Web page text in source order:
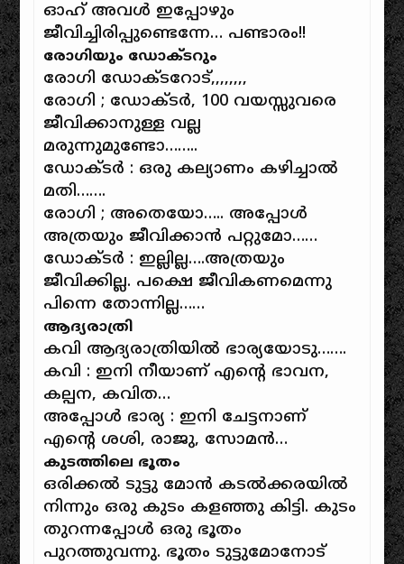
ഓഹ് അവള്‍ ഇപ്പോഴും
ജീവിച്ചിരിപ്പുണ്ടെന്നേ… പണ്ടാരം!!
രോഗിയും ഡോക്ടറും
രോഗി ഡോക്ടറോട്,,,,,,,,
രോഗി ; ഡോക്ടര്‍, 100 വയസ്സുവരെ
ജീവിക്കാനുള്ള വല്ല
മരുന്നുമുണ്ടോ……..
ഡോക്ടര്‍ : ഒരു കല്യാണം കഴിച്ചാല്‍
മതി…….
രോഗി ; അതെയോ….. അപ്പോള്‍
അത്രയും ജീവിക്കാന്‍ പറ്റുമോ……
ഡോക്ടര്‍ : ഇല്ലില്ല….അത്രയും
ജീവിക്കില്ല. പക്ഷെ ജീവികണമെന്നു
പിന്നെ തോന്നില്ല……
ആദ്യരാത്രി
കവി ആദ്യരാത്രിയില്‍ ഭാര്യയോടു…….
കവി : ഇനി നീയാണ് എന്റെ ഭാവന,
കല്പന, കവിത…
അപ്പോള്‍ ഭാര്യ : ഇനി ചേട്ടനാണ്
എന്‍റെ ശശി, രാജു, സോമന്‍…
കുടത്തിലെ ഭൂതം
ഒരിക്കല്‍ ടുട്ടു മോൻ കടല്‍ക്കരയില്‍
നി‌ന്നും ഒരു കുടം കളഞ്ഞു കിട്ടി. കുടം
തുറന്നപ്പോള്‍ ഒരു ഭൂതം
പുറത്തുവന്നു. ഭൂതം ടുട്ടുമോനോട്